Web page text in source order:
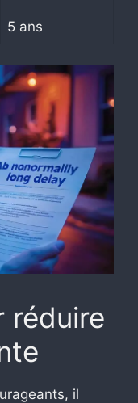
5 ans
réduire
il